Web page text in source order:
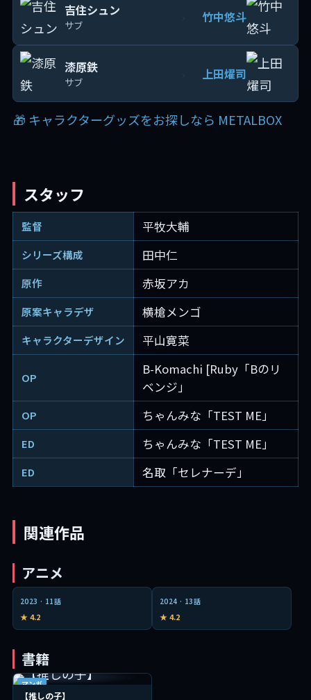
吉住シュン
サブ 竹中悠斗
漆原鉄
サブ 上田燿司
🎁 キャラクターグッズをお探しなら METALBOX
スタッフ
監督 平牧大輔
シリーズ構成 田中仁
原作 赤坂アカ
原案キャラデザ 横槍メンゴ
キャラクターデザイン 平山寛菜
OP
B-Komachi [Ruby「Bのリ
ベンジ」
OP ちゃんみな「TEST ME」
ED ちゃんみな「TEST ME」
ED 名取「セレナーデ」
関連作品
アニメ
アニメ
2023 · 11話
★ 4.2
アニメ
2024 · 13話
★ 4.2
書籍
マンガ
【推しの子】